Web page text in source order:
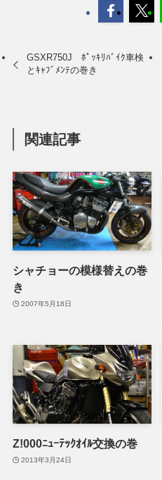
GSXR750J ﾎﾟｯｷﾘﾊﾞｲｸ車検
とｷｬﾌﾞﾒﾝﾃの巻き
関連記事
シャチョーの模様替えの巻
き
2007年5月18日
Z!000ﾆｭｰﾃｯｸｵｲﾙ交換の巻
2013年3月24日